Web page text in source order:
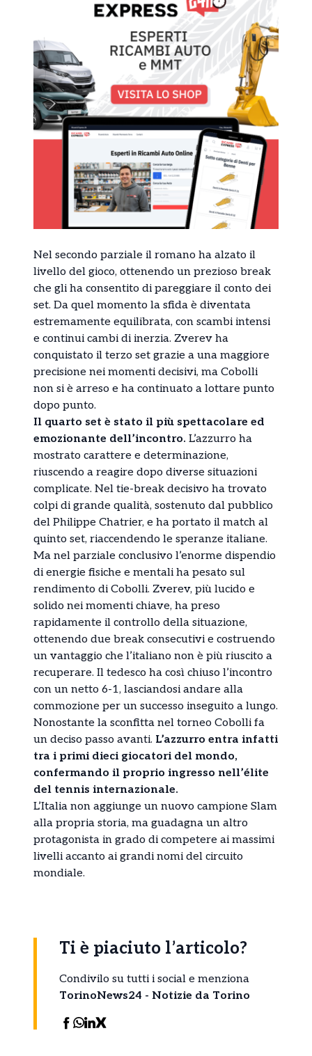
Nel secondo parziale il romano ha alzato il
livello del gioco, ottenendo un prezioso break
che gli ha consentito di pareggiare il conto dei
set. Da quel momento la sfida è diventata
estremamente equilibrata, con scambi intensi
e continui cambi di inerzia. Zverev ha
conquistato il terzo set grazie a una maggiore
precisione nei momenti decisivi, ma Cobolli
non si è arreso e ha continuato a lottare punto
dopo punto.
Il quarto set è stato il più spettacolare ed
emozionante dell’incontro. L’azzurro ha
mostrato carattere e determinazione,
riuscendo a reagire dopo diverse situazioni
complicate. Nel tie-break decisivo ha trovato
colpi di grande qualità, sostenuto dal pubblico
del Philippe Chatrier, e ha portato il match al
quinto set, riaccendendo le speranze italiane.
Ma nel parziale conclusivo l’enorme dispendio
di energie fisiche e mentali ha pesato sul
rendimento di Cobolli. Zverev, più lucido e
solido nei momenti chiave, ha preso
rapidamente il controllo della situazione,
ottenendo due break consecutivi e costruendo
un vantaggio che l’italiano non è più riuscito a
recuperare. Il tedesco ha così chiuso l’incontro
con un netto 6-1, lasciandosi andare alla
commozione per un successo inseguito a lungo.
Nonostante la sconfitta nel torneo Cobolli fa
un deciso passo avanti. L’azzurro entra infatti
tra i primi dieci giocatori del mondo,
confermando il proprio ingresso nell’élite
del tennis internazionale.
L’Italia non aggiunge un nuovo campione Slam
alla propria storia, ma guadagna un altro
protagonista in grado di competere ai massimi
livelli accanto ai grandi nomi del circuito
mondiale.
Ti è piaciuto l’articolo?
Condivilo su tutti i social e menziona
TorinoNews24 - Notizie da Torino